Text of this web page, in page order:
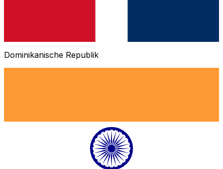
Dominikanische Republik